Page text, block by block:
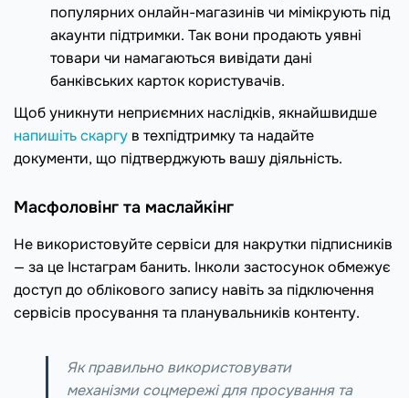
популярних онлайн-магазинів чи мімікрують під
акаунти підтримки. Так вони продають уявні
товари чи намагаються вивідати дані
банківських карток користувачів.
Щоб уникнути неприємних наслідків, якнайшвидше
напишіть скаргу в техпідтримку та надайте
документи, що підтверджують вашу діяльність.
Масфоловінг та маслайкінг
Не використовуйте сервіси для накрутки підписників
— за це Інстаграм банить. Інколи застосунок обмежує
доступ до облікового запису навіть за підключення
сервісів просування та планувальників контенту.
Як правильно використовувати
механізми соцмережі для просування та